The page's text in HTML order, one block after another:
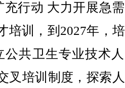
行动 大力开展急需
培训，到2027年，
公共卫生专业技术
叉培训制度，探索